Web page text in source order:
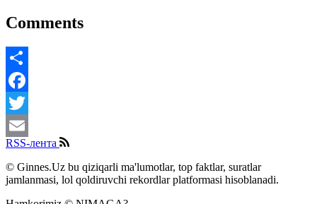
Comments
Share
Facebook
Twitter
Email
RSS-лента
© Ginnes.Uz bu qiziqarli ma'lumotlar, top faktlar, suratlar
jamlanmasi, lol qoldiruvchi rekordlar platformasi hisoblanadi.